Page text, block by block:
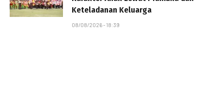
Keteladanan Keluarga
08/08/2026 - 18:39